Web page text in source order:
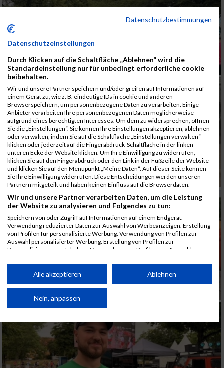
Datenschutzbestimmungen
Datenschutzeinstellungen
Durch Klicken auf die Schaltfläche „Ablehnen“ wird die
Standardeinstellung nur für unbedingt erforderliche cookie
beibehalten.
Wir und unsere Partner speichern und/oder greifen auf Informationen auf
einem Gerät zu, wie z. B. eindeutige IDs in cookie und anderen
Browserspeichern, um personenbezogene Daten zu verarbeiten. Einige
Anbieter verarbeiten Ihre personenbezogenen Daten möglicherweise
aufgrund eines berechtigten Interesses. Um dem zu widersprechen, öffnen
Sie die „Einstellungen“. Sie können Ihre Einstellungen akzeptieren, ablehnen
oder verwalten, indem Sie auf die Schaltfläche „Einstellungen verwalten“
klicken oder jederzeit auf die Fingerabdruck-Schaltfläche in der linken
unteren Ecke der Website klicken. Um Ihre Einwilligung zu widerrufen,
klicken Sie auf den Fingerabdruck oder den Link in der Fußzeile der Website
und klicken Sie auf den Menüpunkt „Meine Daten“. Auf dieser Seite können
Sie Ihre Einwilligung widerrufen. Diese Entscheidungen werden unseren
Partnern mitgeteilt und haben keinen Einfluss auf die Browserdaten.
Wir und unsere Partner verarbeiten Daten, um die Leistung
der Website zu analysieren und Folgendes zu tun:
Speichern von oder Zugriff auf Informationen auf einem Endgerät.
Verwendung reduzierter Daten zur Auswahl von Werbeanzeigen. Erstellung
von Profilen für personalisierte Werbung. Verwendung von Profilen zur
Auswahl personalisierter Werbung. Erstellung von Profilen zur
Personalisierung von Inhalten. Verwendung von Profilen zur Auswahl
Performance von Inhalten. Analyse von Zielgruppen durch Statistiken oder
Kombinationen von Daten aus verschiedenen Quellen. Entwicklung und
von Inhalten.
Daten können außerhalb der Europäischen Union weitergegeben und in die
Website/App.
Partnerliste anzeigen (1 IAB-Anbieter)
Wir nutzen Ihre Daten für folgende Zwecke:
Alle akzeptieren Ablehnen
Nein, anpassen